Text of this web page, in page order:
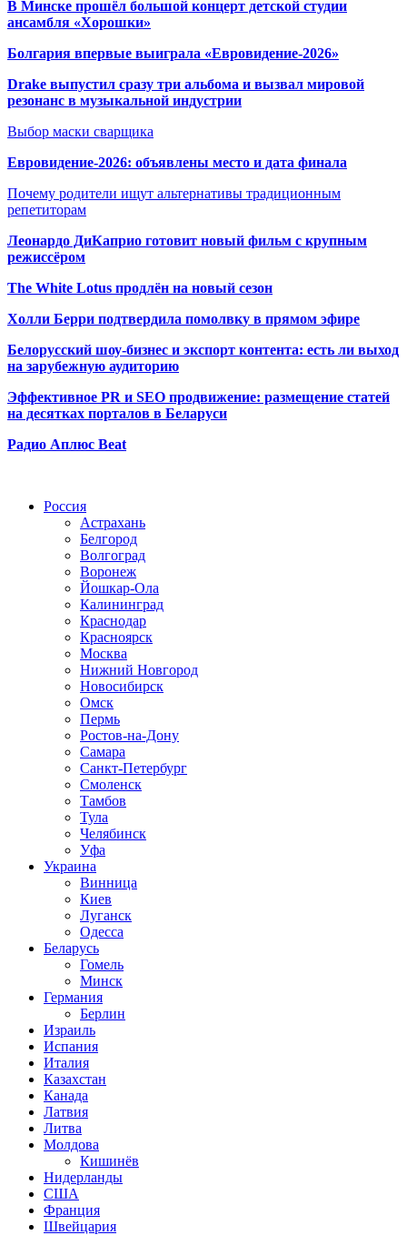
В Минске прошёл большой концерт детской студии
ансамбля «Хорошки»
Болгария впервые выиграла «Евровидение-2026»
Drake выпустил сразу три альбома и вызвал мировой
резонанс в музыкальной индустрии
Выбор маски сварщика
Евровидение-2026: объявлены место и дата финала
Почему родители ищут альтернативы традиционным
репетиторам
Леонардо ДиКаприо готовит новый фильм с крупным
режиссёром
The White Lotus продлён на новый сезон
Холли Берри подтвердила помолвку в прямом эфире
Белорусский шоу-бизнес и экспорт контента: есть ли выход
на зарубежную аудиторию
Эффективное PR и SEO продвижение: размещение статей
на десятках порталов в Беларуси
Радио Аплюс Beat
Россия
Астрахань
Белгород
Волгоград
Воронеж
Йошкар-Ола
Калининград
Краснодар
Красноярск
Москва
Нижний Новгород
Новосибирск
Омск
Пермь
Ростов-на-Дону
Самара
Санкт-Петербург
Смоленск
Тамбов
Тула
Челябинск
Уфа
Украина
Винница
Киев
Луганск
Одесса
Беларусь
Гомель
Минск
Германия
Берлин
Израиль
Испания
Италия
Казахстан
Канада
Латвия
Литва
Молдова
Кишинёв
Нидерланды
США
Франция
Швейцария